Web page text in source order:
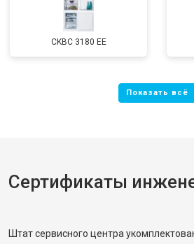
CKBC 3180 EE
Сертификаты
Штат сервисного центра